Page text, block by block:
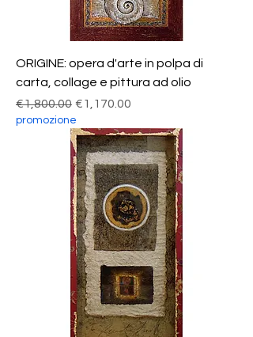
ORIGINE: opera d'arte in polpa di
carta, collage e pittura ad olio
Regular Price
€1,800.00 Sale Price
€1,170.00
promozione